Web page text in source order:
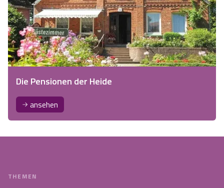
Die Pensionen der Heide
ansehen
THEMEN